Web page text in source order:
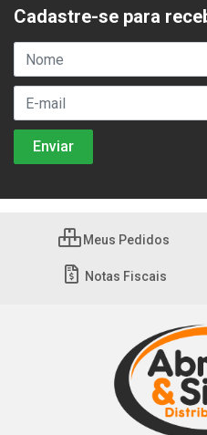
Cadastre-se para
Meus Pedidos
Notas Fiscais